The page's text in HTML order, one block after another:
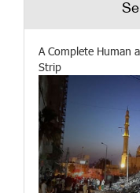
A Complete Human
Strip